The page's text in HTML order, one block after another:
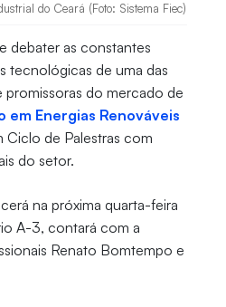
do Ceará (Foto: Sistema Fiec)
debater as constantes
tecnológicas de uma das
promissoras do mercado de
em Energias Renováveis
Ciclo de Palestras com
do setor.
na próxima quarta-feira
A-3, contará com a
Renato Bomtempo e